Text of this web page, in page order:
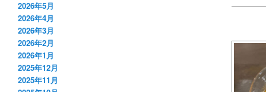
2026年5月
2026年4月
2026年3月
2026年2月
2026年1月
2025年12月
2025年11月